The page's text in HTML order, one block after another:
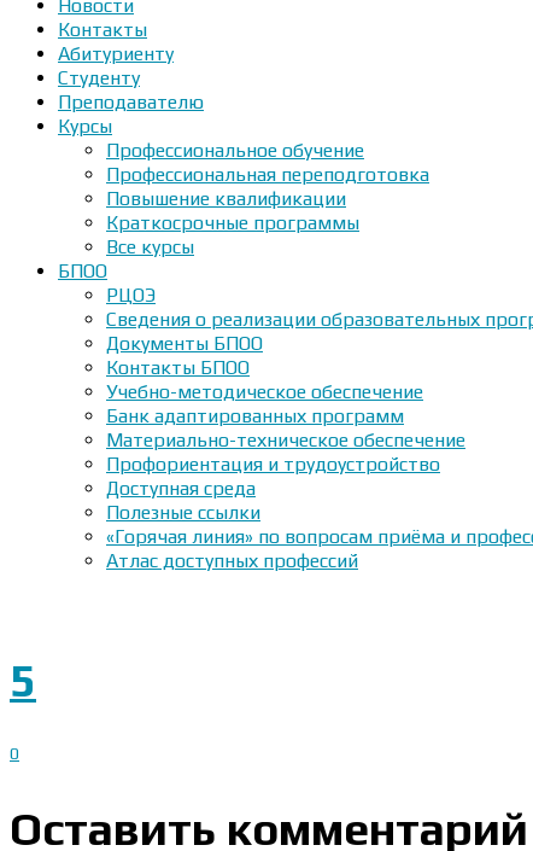
Новости
Контакты
Абитуриенту
Студенту
Преподавателю
Курсы
Профессиональное обучение
Профессиональная переподготовка
Повышение квалификации
Краткосрочные программы
Все курсы
БПОО
РЦОЭ
Сведения о реализации образовательных
Документы БПОО
Контакты БПОО
Учебно-методическое обеспечение
Банк адаптированных программ
Материально-техническое обеспечение
Профориентация и трудоустройство
Доступная среда
Полезные ссылки
«Горячая линия» по вопросам приёма и
Атлас доступных профессий
5
0
Оставить комментарий